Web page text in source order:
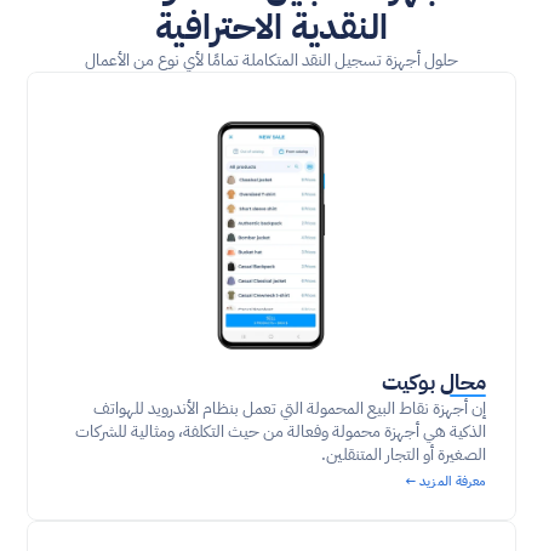
النقدية الاحترافية
حلول أجهزة تسجيل النقد المتكاملة تمامًا لأي نوع من الأعمال
محال بوكيت
الصغيرة أو التجار المتنقلين.
معرفة المزيد ←